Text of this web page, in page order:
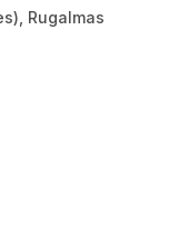
Rugalmas